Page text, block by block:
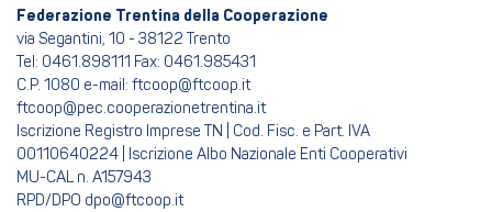
Federazione Trentina della Cooperazione
via Segantini, 10 - 38122 Trento
Tel: 0461.898111 Fax: 0461.985431
C.P. 1080 e-mail: ftcoop@ftcoop.it
ftcoop@pec.cooperazionetrentina.it
Iscrizione Registro Imprese TN | Cod. Fisc. e Part. IVA
00110640224 | Iscrizione Albo Nazionale Enti Cooperativi
MU-CAL n. A157943
RPD/DPO dpo@ftcoop.it